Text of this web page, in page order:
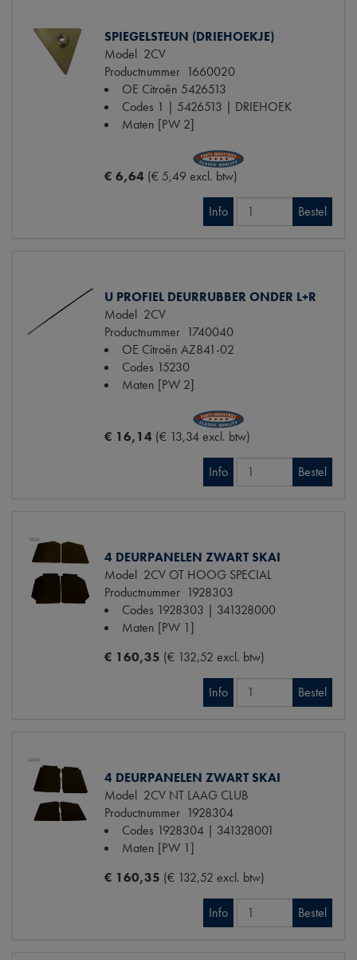
SPIEGELSTEUN (DRIEHOEKJE)
Model 2CV
Productnummer 1660020
OE Citroën 5426513
Codes 1 | 5426513 | DRIEHOEK
Maten [PW 2]
€ 6,64 (€ 5,49 excl. btw)
Info Bestel
U PROFIEL DEURRUBBER ONDER L+R
Model 2CV
Productnummer 1740040
OE Citroën AZ841-02
Codes 15230
Maten [PW 2]
€ 16,14 (€ 13,34 excl. btw)
Info Bestel
4 DEURPANELEN ZWART SKAI
Model 2CV OT HOOG SPECIAL
Productnummer 1928303
Codes 1928303 | 341328000
Maten [PW 1]
€ 160,35 (€ 132,52 excl. btw)
Info Bestel
4 DEURPANELEN ZWART SKAI
Model 2CV NT LAAG CLUB
Productnummer 1928304
Codes 1928304 | 341328001
Maten [PW 1]
€ 160,35 (€ 132,52 excl. btw)
Info Bestel